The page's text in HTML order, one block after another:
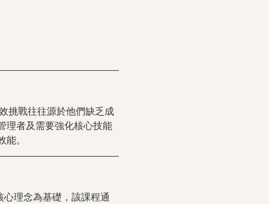
挑戰往往源於他們缺乏成
者及需要強化核心技能
。
理念為基礎，該課程通